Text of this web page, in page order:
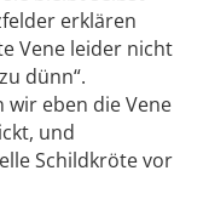
erklären
Vene leider nicht
dünn“.
wir eben die Vene
und
Schildkröte vor